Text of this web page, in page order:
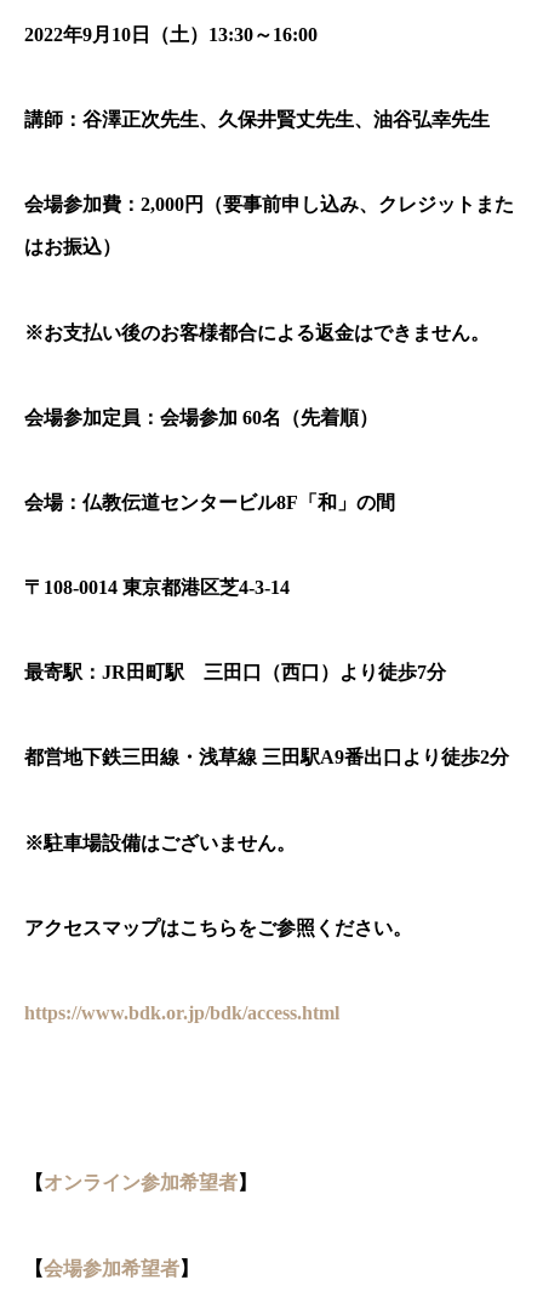
2022年9月10日（土）13:30～16:00
講師：谷澤正次先生、久保井賢丈先生、油谷弘幸先生
会場参加費：2,000円（要事前申し込み、クレジットまた
はお振込）
※お支払い後のお客様都合による返金はできません。
会場参加定員：会場参加 60名（先着順）
会場：仏教伝道センタービル8F「和」の間
〒108-0014 東京都港区芝4-3-14
最寄駅：JR田町駅 三田口（西口）より徒歩7分
都営地下鉄三田線・浅草線 三田駅A9番出口より徒歩2分
※駐車場設備はございません。
アクセスマップはこちらをご参照ください。
https://www.bdk.or.jp/bdk/access.html
【オンライン参加希望者】
【会場参加希望者】